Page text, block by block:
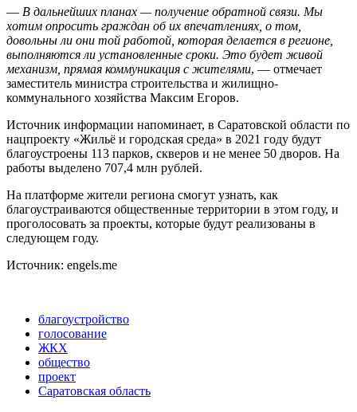
— В дальнейших планах — получение обратной связи. Мы
хотим опросить граждан об их впечатлениях, о том,
довольны ли они той работой, которая делается в регионе,
выполняются ли установленные сроки. Это будет живой
механизм, прямая коммуникация с жителями, — отмечает
заместитель министра строительства и жилищно-
коммунального хозяйства Максим Егоров.
Источник информации напоминает, в Саратовской области по
нацпроекту «Жильё и городская среда» в 2021 году будут
благоустроены 113 парков, скверов и не менее 50 дворов. На
работы выделено 707,4 млн рублей.
На платформе жители региона смогут узнать, как
благоустраиваются общественные территории в этом году, и
проголосовать за проекты, которые будут реализованы в
следующем году.
Источник: engels.me
благоустройство
голосование
ЖКХ
общество
проект
Саратовская область